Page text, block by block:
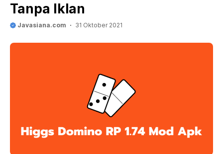
Tanpa Iklan
Javasiana.com 31 Oktober 2021